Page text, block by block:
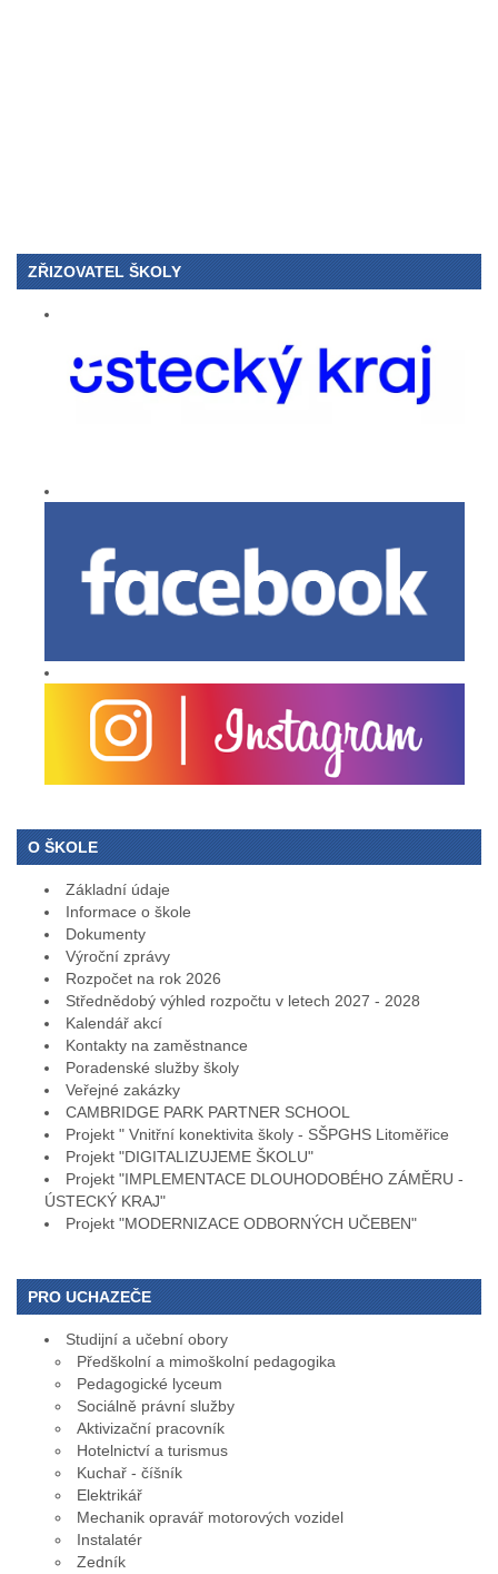
ZŘIZOVATEL ŠKOLY
O ŠKOLE
Základní údaje
Informace o škole
Dokumenty
Výroční zprávy
Rozpočet na rok 2026
Střednědobý výhled rozpočtu v letech 2027 - 2028
Kalendář akcí
Kontakty na zaměstnance
Poradenské služby školy
Veřejné zakázky
CAMBRIDGE PARK PARTNER SCHOOL
Projekt " Vnitřní konektivita školy - SŠPGHS Litoměřice
Projekt "DIGITALIZUJEME ŠKOLU"
Projekt "IMPLEMENTACE DLOUHODOBÉHO ZÁMĚRU -
ÚSTECKÝ KRAJ"
Projekt "MODERNIZACE ODBORNÝCH UČEBEN"
PRO UCHAZEČE
Studijní a učební obory
Předškolní a mimoškolní pedagogika
Pedagogické lyceum
Sociálně právní služby
Aktivizační pracovník
Hotelnictví a turismus
Kuchař - číšník
Elektrikář
Mechanik opravář motorových vozidel
Instalatér
Zedník